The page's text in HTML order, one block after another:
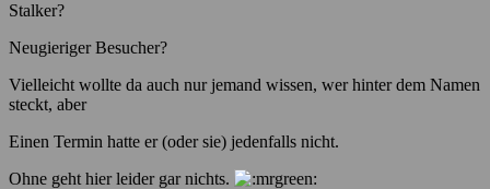
Stalker?
Neugieriger Besucher?
Vielleicht wollte da auch nur jemand wissen, wer hinter dem Namen
steckt, aber
Einen Termin hatte er (oder sie) jedenfalls nicht.
Ohne geht hier leider gar nichts.